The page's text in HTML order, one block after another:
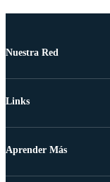
Nuestra Red
Links
Aprender Más